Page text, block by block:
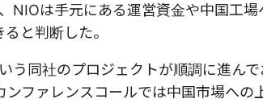
NIOは手元にある運営資金や中国工場
と判断した。
う同社のプロジェクトが順調に進ん
ファレンスコールでは中国市場への